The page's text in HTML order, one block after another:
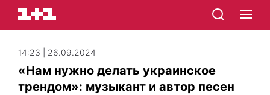
14:23 | 26.09.2024
«Нам нужно делать украинское
трендом»: музыкант и автор песен